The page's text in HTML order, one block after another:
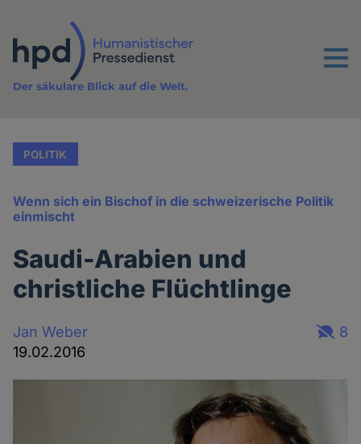
Inhalt
Menu
Der säkulare Blick auf die Welt.
POLITIK
Wenn sich ein Bischof in die schweizerische Politik
einmischt
Saudi-Arabien und
christliche Flüchtlinge
Jan Weber
19.02.2016
8